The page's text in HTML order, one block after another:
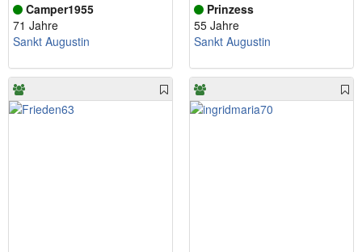
Camper1955
71 Jahre
Sankt Augustin
Prinzess
55 Jahre
Sankt Augustin